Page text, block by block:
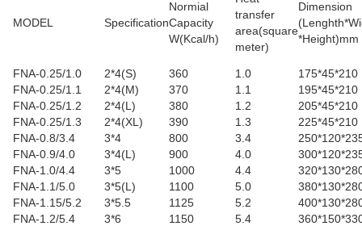
MODEL Specification
Normial
Capacity
W(Kcal/h)
transfer
area(square
meter)
Dimension
*Height)mm
FNA-0.25/1.0 2*4(S) 360 1.0
175*45*210
FNA-0.25/1.1
2*4(M) 370 1.1
195*45*210
FNA-0.25/1.2
2*4(L) 380 1.2
205*45*210
FNA-0.25/1.3
2*4(XL) 390 1.3
225*45*210
FNA-0.8/3.4
3*4 800 3.4
FNA-0.9/4.0
3*4(L) 900 4.0
FNA-1.0/4.4
3*5 1000 4.4
FNA-1.1/5.0
3*5(L) 1100 5.0
FNA-1.15/5.2
3*5.5 1125 5.2
FNA-1.2/5.4
3*6 1150 5.4